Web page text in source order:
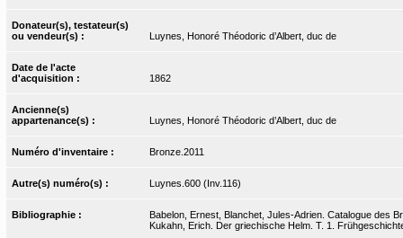
Donateur(s), testateur(s)
ou vendeur(s) :
Luynes, Honoré Théodoric d’Albert, duc de
Date de l'acte
d'acquisition :
1862
Ancienne(s)
appartenance(s) :
Luynes, Honoré Théodoric d’Albert, duc de
Numéro d'inventaire : Bronze.2011
Autre(s) numéro(s) : Luynes.600 (Inv.116)
Bibliographie :
Babelon, Ernest, Blanchet, Jules-Adrien. Catalogue des
Kukahn, Erich. Der griechische Helm. T. 1.